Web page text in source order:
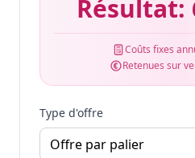
Résultat:
Coûts fixes
Retenues sur
Type d'offre